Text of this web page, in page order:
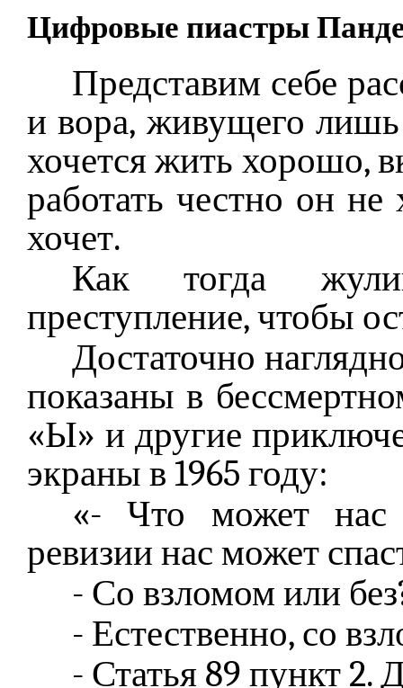
Цифровые пиастры
Представим себе
и вора, живущего
хочется жить хорошо,
работать честно он
хочет.
Как тогда
преступление, чтобы
Достаточно
показаны в
«Ы» и другие
экраны в 1965 году:
«- Что может нас
ревизии нас может
- Со взломом или
- Естественно, со
- Статья 89 пункт 2.